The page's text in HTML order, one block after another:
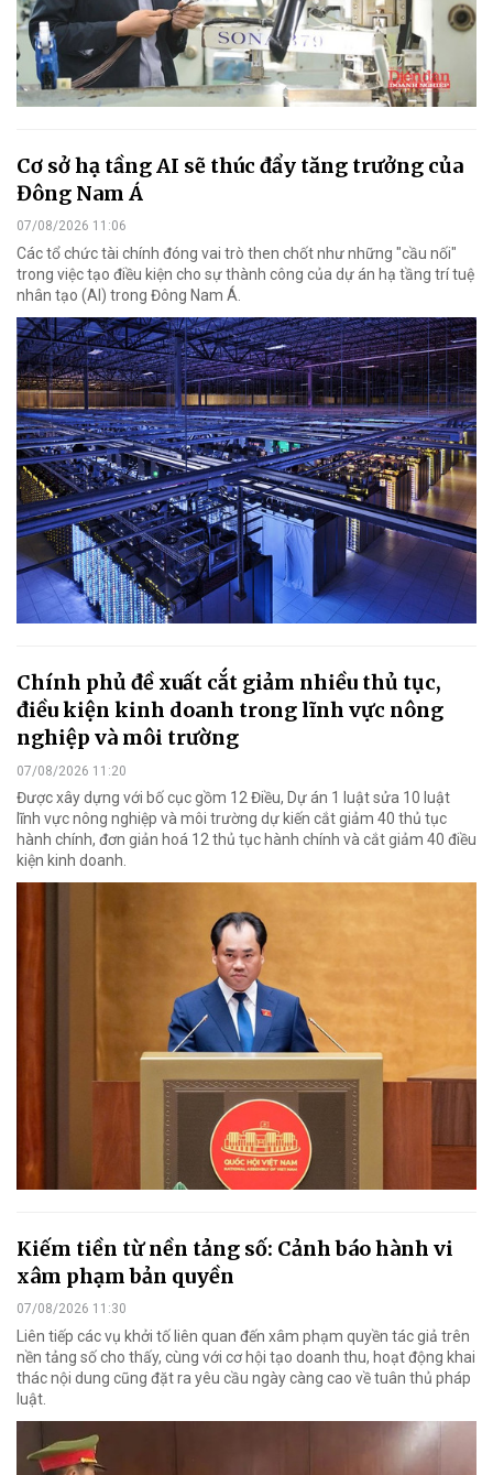
Cơ sở hạ tầng AI sẽ thúc đẩy tăng trưởng của
Đông Nam Á
07/08/2026 11:06
Các tổ chức tài chính đóng vai trò then chốt như những "cầu nối"
trong việc tạo điều kiện cho sự thành công của dự án hạ tầng trí tuệ
nhân tạo (AI) trong Đông Nam Á.
Chính phủ đề xuất cắt giảm nhiều thủ tục,
điều kiện kinh doanh trong lĩnh vực nông
nghiệp và môi trường
07/08/2026 11:20
Được xây dựng với bố cục gồm 12 Điều, Dự án 1 luật sửa 10 luật
lĩnh vực nông nghiệp và môi trường dự kiến cắt giảm 40 thủ tục
hành chính, đơn giản hoá 12 thủ tục hành chính và cắt giảm 40 điều
kiện kinh doanh.
Kiếm tiền từ nền tảng số: Cảnh báo hành vi
xâm phạm bản quyền
07/08/2026 11:30
Liên tiếp các vụ khởi tố liên quan đến xâm phạm quyền tác giả trên
nền tảng số cho thấy, cùng với cơ hội tạo doanh thu, hoạt động khai
thác nội dung cũng đặt ra yêu cầu ngày càng cao về tuân thủ pháp
luật.